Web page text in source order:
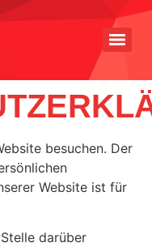
besuchen. Der
Website ist für
darüber